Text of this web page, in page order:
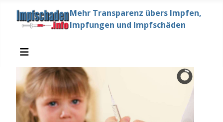
Mehr Transparenz übers Impfen,
Impfungen und Impfschäden